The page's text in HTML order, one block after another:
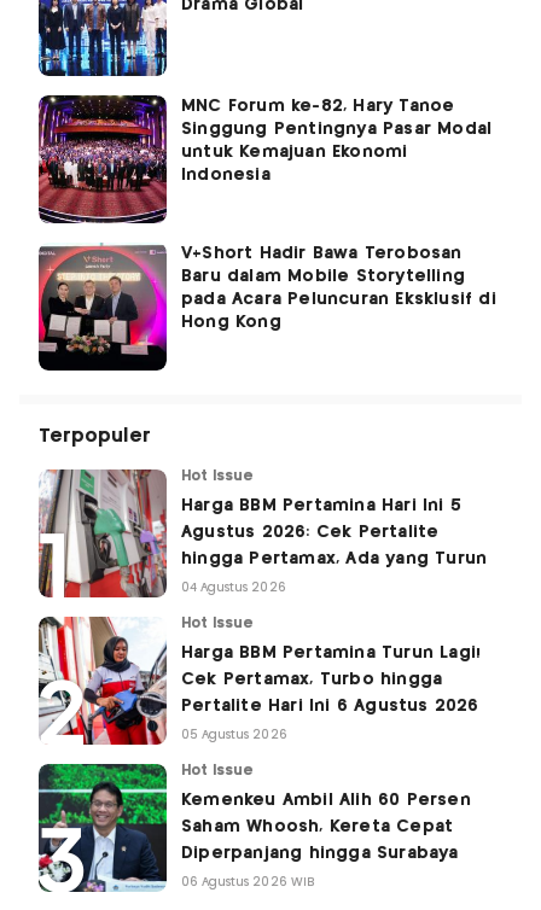
Drama Global
MNC Forum ke-82, Hary Tanoe
Singgung Pentingnya Pasar Modal
untuk Kemajuan Ekonomi
Indonesia
V+Short Hadir Bawa Terobosan
Baru dalam Mobile Storytelling
pada Acara Peluncuran Eksklusif di
Hong Kong
Terpopuler
Hot Issue
Harga BBM Pertamina Hari Ini 5
Agustus 2026: Cek Pertalite
hingga Pertamax, Ada yang Turun
04 Agustus 2026
Hot Issue
Harga BBM Pertamina Turun Lagi!
Cek Pertamax, Turbo hingga
Pertalite Hari Ini 6 Agustus 2026
05 Agustus 2026
Hot Issue
Kemenkeu Ambil Alih 60 Persen
Saham Whoosh, Kereta Cepat
Diperpanjang hingga Surabaya
06 Agustus 2026 WIB